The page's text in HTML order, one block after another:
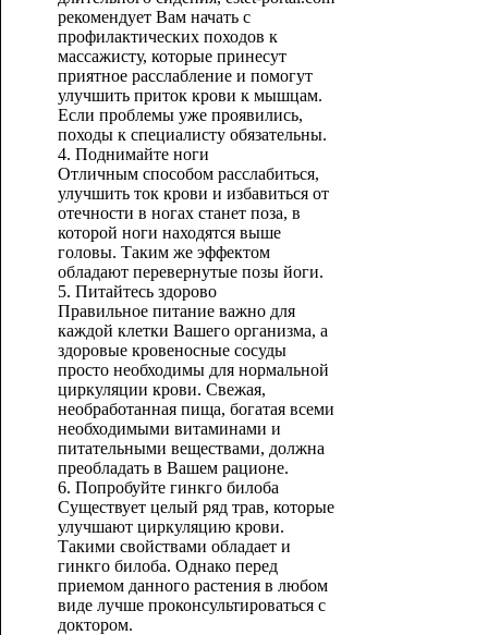
рекомендует Вам начать с
профилактических походов к
массажисту, которые принесут
приятное расслабление и помогут
улучшить приток крови к мышцам.
Если проблемы уже проявились,
походы к специалисту обязательны.
4. Поднимайте ноги
Отличным способом расслабиться,
улучшить ток крови и избавиться от
отечности в ногах станет поза, в
которой ноги находятся выше
головы. Таким же эффектом
обладают перевернутые позы йоги.
5. Питайтесь здорово
Правильное питание важно для
каждой клетки Вашего организма, а
здоровые кровеносные сосуды
просто необходимы для нормальной
циркуляции крови. Свежая,
необработанная пища, богатая всеми
необходимыми витаминами и
питательными веществами, должна
преобладать в Вашем рационе.
6. Попробуйте гинкго билоба
Существует целый ряд трав, которые
улучшают циркуляцию крови.
Такими свойствами обладает и
гинкго билоба. Однако перед
приемом данного растения в любом
виде лучше проконсультироваться с
доктором.